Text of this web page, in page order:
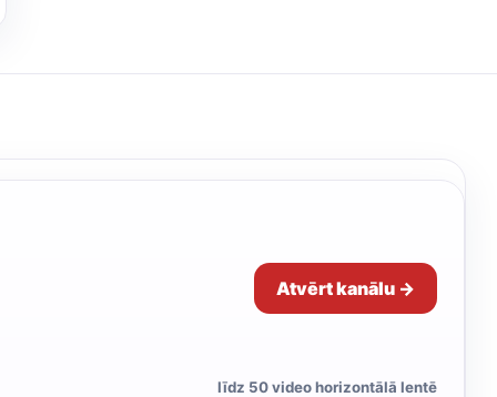
Atvērt kanālu →
līdz 50 video horizontālā lentē